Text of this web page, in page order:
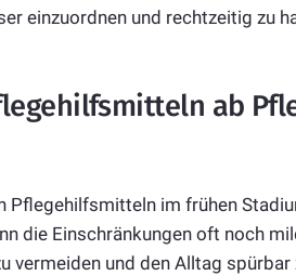
einzuordnen und rechtzeitig zu
ab
Pflegehilfsmitteln im frühen
die Einschränkungen oft noch
vermeiden und den Alltag spürbar